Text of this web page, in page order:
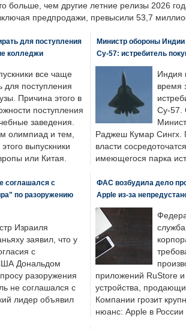
больше, чем другие летние релизы 2026
предпродажи, превысили 53,7
для поступления
колледжи
все чаще
для поступления
Причина этого в
поступления
заведения.
олимпиад и тем,
выпускники
или Китая.
Министр обороны Индии
Су-57: истребитель
Индия
время
Су-57.
Раджеш Кумар Сингх.
власти
имеющегося парка
соглашался с
по разоружению
Израиля
заявил, что у
с
Дональдом
разоружения
не соглашался с
лидер объявил
ФАС возбудила дело
Apple из-за
приложений RuStore
устройства,
Компании грозит
нюанс: Apple в России